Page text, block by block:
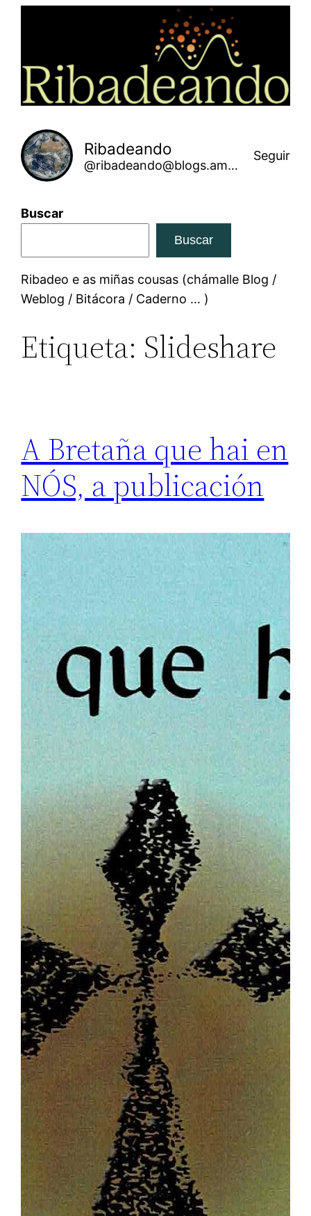
Ribadeando
@ribadeando@blogs.amarinha.gal
Seguir
Buscar
Buscar
Ribadeo e as miñas cousas (chámalle Blog /
Weblog / Bitácora / Caderno … )
Etiqueta: Slideshare
A Bretaña que hai en
NÓS, a publicación